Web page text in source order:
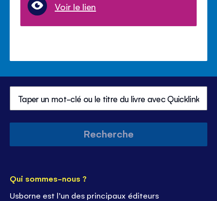
Voir le lien
Recherche
Qui sommes-nous ?
Usborne est l’un des principaux éditeurs